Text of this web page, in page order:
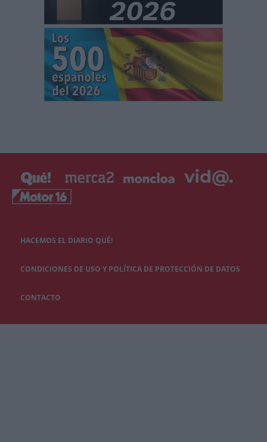
HACEMOS EL DIARIO QUÉ!
CONDICIONES DE USO Y POLÍTICA DE PROTECCIÓN DE DATOS
CONTACTO